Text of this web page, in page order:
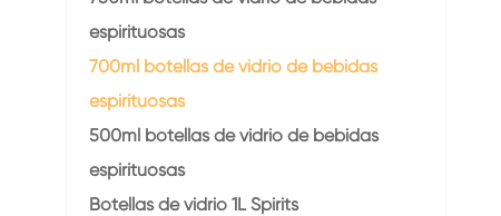
espirituosas
700ml botellas de vidrio de bebidas
espirituosas
500ml botellas de vidrio de bebidas
espirituosas
Botellas de vidrio 1L Spirits